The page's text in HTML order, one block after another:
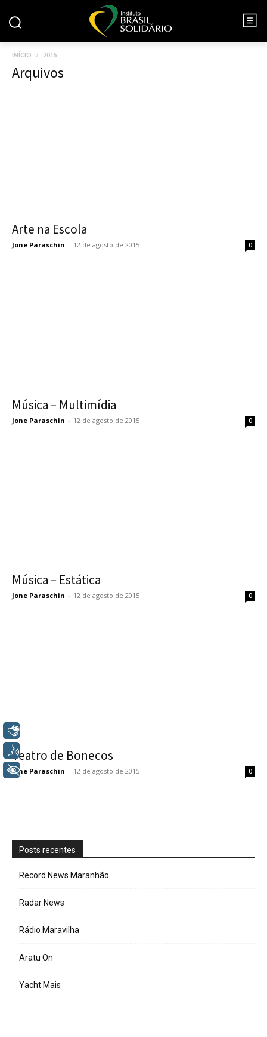
INÍCIO 2015
Arquivos
Arte na Escola
Jone Paraschin - 12 de agosto de 2015 0
Música – Multimídia
Jone Paraschin - 12 de agosto de 2015 0
Música – Estática
Jone Paraschin - 12 de agosto de 2015 0
Teatro de Bonecos
Jone Paraschin - 12 de agosto de 2015 0
Posts recentes
Record News Maranhão
Radar News
Rádio Maravilha
Aratu On
Yacht Mais
+ Acessibilidade